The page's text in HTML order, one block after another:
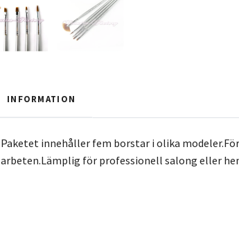
INFORMATION
Paketet innehåller fem borstar i olika
arbeten.Lämplig för professionell salong eller